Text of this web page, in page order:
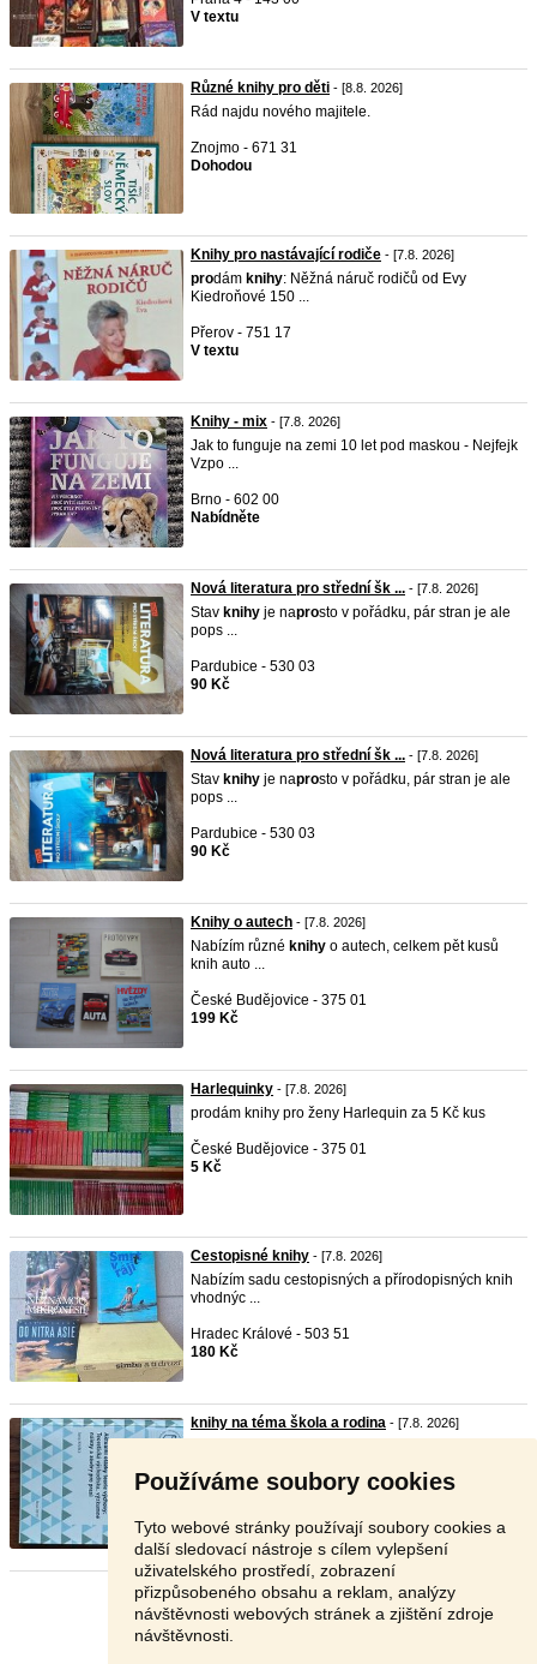
Používáme soubory cookies
Tyto webové stránky používají soubory cookies a
další sledovací nástroje s cílem vylepšení
uživatelského prostředí, zobrazení
přizpůsobeného obsahu a reklam, analýzy
návštěvnosti webových stránek a zjištění zdroje
návštěvnosti.
V textu
Různé knihy pro děti - [8.8. 2026]
Rád najdu nového majitele.
Znojmo - 671 31
Dohodou
Knihy pro nastávající rodiče - [7.8. 2026]
prodám knihy: Něžná náruč rodičů od Evy
Kiedroňové 150 ...
Přerov - 751 17
V textu
Knihy - mix - [7.8. 2026]
Jak to funguje na zemi 10 let pod maskou - Nejfejk
Vzpo ...
Brno - 602 00
Nabídněte
Nová literatura pro střední šk ... - [7.8. 2026]
Stav knihy je naprosto v pořádku, pár stran je ale
pops ...
Pardubice - 530 03
90 Kč
Nová literatura pro střední šk ... - [7.8. 2026]
Stav knihy je naprosto v pořádku, pár stran je ale
pops ...
Pardubice - 530 03
90 Kč
Knihy o autech - [7.8. 2026]
Nabízím různé knihy o autech, celkem pět kusů
knih auto ...
České Budějovice - 375 01
199 Kč
Harlequinky - [7.8. 2026]
prodám knihy pro ženy Harlequin za 5 Kč kus
České Budějovice - 375 01
5 Kč
Cestopisné knihy - [7.8. 2026]
Nabízím sadu cestopisných a přírodopisných knih
vhodnýc ...
Hradec Králové - 503 51
180 Kč
knihy na téma škola a rodina - [7.8. 2026]
V textu
Stránka: 1 2 3 Další